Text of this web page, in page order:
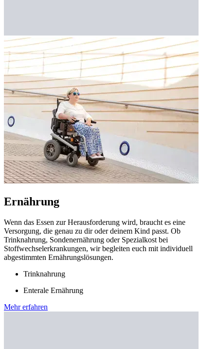
Ernährung
Wenn das Essen zur Herausforderung wird, braucht es eine
Versorgung, die genau zu dir oder deinem Kind passt. Ob
Trinknahrung, Sondenernährung oder Spezialkost bei
Stoffwechselerkrankungen, wir begleiten euch mit individuell
abgestimmten Ernährungslösungen.
Trinknahrung
Enterale Ernährung
Mehr erfahren